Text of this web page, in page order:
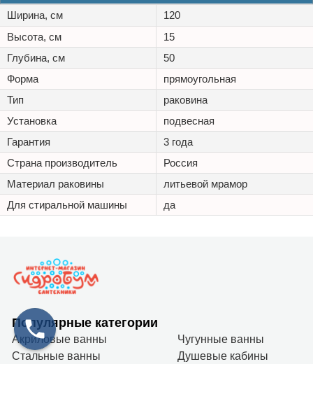
Ширина, см
120
Высота, см
15
Глубина, см
50
Форма
прямоугольная
Тип
раковина
Установка
подвесная
Гарантия
3 года
Страна производитель
Россия
Материал раковины
литьевой мрамор
Для стиральной машины
да
Популярные категории
Акриловые ванны
Чугунные ванны
Стальные ванны
Душевые кабины